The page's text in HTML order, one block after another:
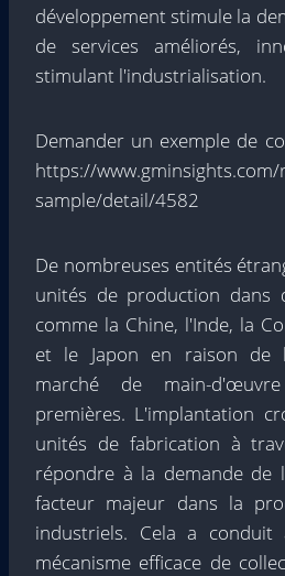
développement stimule la
de services améliorés,
stimulant l'industrialisation.
Demander un exemple de
https://
sample/detail/4582
De nombreuses entités
unités de production dans
comme la Chine, l'Inde, la
et le Japon en raison de
marché de main-
premières. L'implantation
unités de fabrication à
répondre à la demande de
facteur majeur dans la
industriels. Cela a
mécanisme efficace de